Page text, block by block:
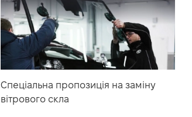
Спеціальна пропозиція на заміну
вітрового скла